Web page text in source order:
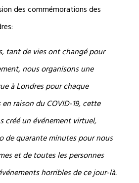
des commémorations des
tant de vies ont changé pour
nous organisons une
à Londres pour chaque
raison du COVID-19, cette
créé un événement virtuel,
de quarante minutes pour nous
et de toutes les personnes
horribles de ce jour-là.